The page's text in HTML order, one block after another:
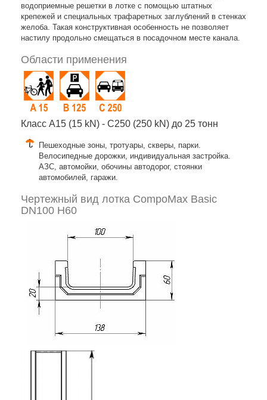
водоприемные решетки в лотке с помощью штатных
крепежей и специальных трафаретных заглублений в стенках
желоба. Такая конструктивная особенность не позволяет
настилу продольно смещаться в посадочном месте канала.
Области применения
Класс A15 (15 kN) - C250 (250 kN) до 25 тонн
Пешеходные зоны, тротуары, скверы, парки.
Велосипедные дорожки, индивидуальная застройка.
АЗС, автомойки, обочины автодорог, стоянки
автомобилей, гаражи.
Чертежный вид лотка CompoMax Basic
DN100 H60